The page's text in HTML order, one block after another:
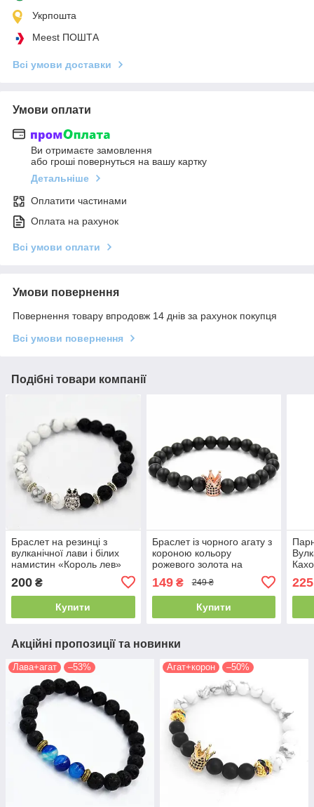
Укрпошта
Meest ПОШТА
Всі умови доставки
Умови оплати
Ви отримаєте замовлення
або гроші повернуться на вашу картку
Детальніше
Оплатити частинами
Оплата на рахунок
Всі умови оплати
Умови повернення
Повернення товару впродовж 14 днів за рахунок покупця
Всі умови повернення
Подібні товари компанії
Браслет на резинці з
вулканічної лави і білих
намистин «Король лев»
200 ₴
Купити
Браслет із чорного агату з
короною кольору
рожевого золота на
149₴ 249 ₴
Купити
225
Акційні пропозиції та новинки
Лава+агат –53% Агат+корон –50%